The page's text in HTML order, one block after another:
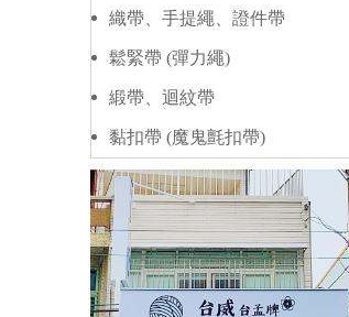
織帶、手提繩、證件帶
鬆緊帶 (彈力繩)
緞帶、迴紋帶
黏扣帶 (魔鬼氈扣帶)